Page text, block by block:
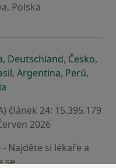
Polska
záložce
v nové záložce
se otevře v nové záložce
, Deutschlandse otevře v
, Českose
,
nové záložce
v nové záložce
se otevře v nové
, Argentinase otevře v
, Perúse
,
článek 24: 15.395.179
2026
Najděte si lékaře a
se